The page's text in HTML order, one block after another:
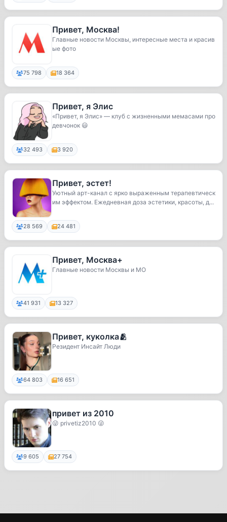
Привет, Москва!
Главные новости Москвы, интересные места и красив
ые фото
75 798 18 364
Привет, я Элис
«Привет, я Элис» — клуб с жизненными мемасами про
девчонок 😃
32 493 3 920
Привет, эстет!
Уютный арт-канал с ярко выраженным терапевтическ
им эффектом. Ежедневная доза эстетики, красоты, д...
28 569 24 481
Привет, Москва+
Главные новости Москвы и МО
41 931 13 327
Привет, куколка🫂
Резидент Инсайт Люди
64 803 16 651
привет из 2010
😜 privetiz2010 😜
9 605 27 754